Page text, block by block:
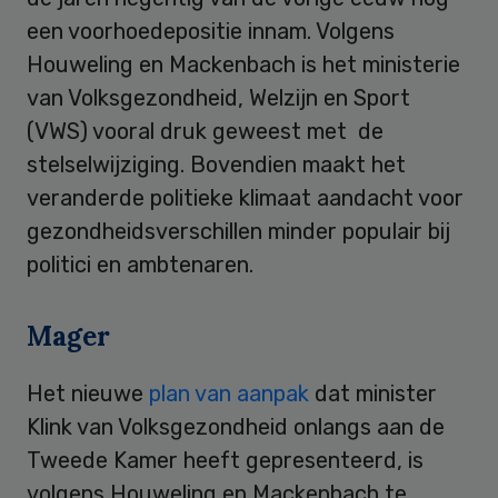
een voorhoedepositie innam. Volgens
Houweling en Mackenbach is het ministerie
van Volksgezondheid, Welzijn en Sport
(VWS) vooral druk geweest met de
stelselwijziging. Bovendien maakt het
veranderde politieke klimaat aandacht voor
gezondheidsverschillen minder populair bij
politici en ambtenaren.
Mager
Het nieuwe plan van aanpak dat minister
Klink van Volksgezondheid onlangs aan de
Tweede Kamer heeft gepresenteerd, is